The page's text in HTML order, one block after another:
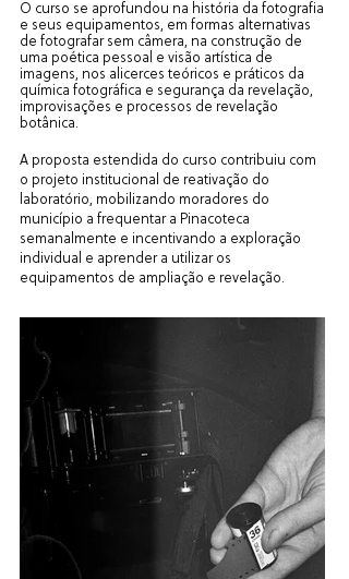
O curso se aprofundou na história da fotografia
e seus equipamentos, em formas alternativas
de fotografar sem câmera, na construção de
uma poética pessoal e visão artística de
imagens, nos alicerces teóricos e práticos da
química fotográfica e segurança da revelação,
improvisações e processos de revelação
botânica.
A proposta estendida do curso contribuiu com
o projeto institucional de reativação do
laboratório, mobilizando moradores do
município a frequentar a Pinacoteca
semanalmente e incentivando a exploração
individual e aprender a utilizar os
equipamentos de ampliação e revelação.